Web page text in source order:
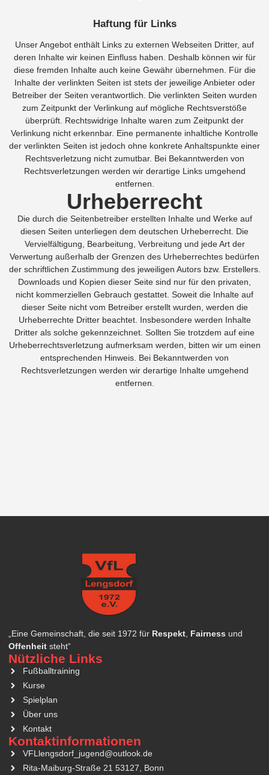
Haftung für Links
Unser Angebot enthält Links zu externen Webseiten Dritter, auf
deren Inhalte wir keinen Einfluss haben. Deshalb können wir für
diese fremden Inhalte auch keine Gewähr übernehmen. Für die
Inhalte der verlinkten Seiten ist stets der jeweilige Anbieter oder
Betreiber der Seiten verantwortlich. Die verlinkten Seiten wurden
zum Zeitpunkt der Verlinkung auf mögliche Rechtsverstöße
überprüft. Rechtswidrige Inhalte waren zum Zeitpunkt der
Verlinkung nicht erkennbar. Eine permanente inhaltliche Kontrolle
der verlinkten Seiten ist jedoch ohne konkrete Anhaltspunkte einer
Rechtsverletzung nicht zumutbar. Bei Bekanntwerden von
Rechtsverletzungen werden wir derartige Links umgehend
entfernen.
Urheberrecht
Die durch die Seitenbetreiber erstellten Inhalte und Werke auf
diesen Seiten unterliegen dem deutschen Urheberrecht. Die
Vervielfältigung, Bearbeitung, Verbreitung und jede Art der
Verwertung außerhalb der Grenzen des Urheberrechtes bedürfen
der schriftlichen Zustimmung des jeweiligen Autors bzw. Erstellers.
Downloads und Kopien dieser Seite sind nur für den privaten,
nicht kommerziellen Gebrauch gestattet. Soweit die Inhalte auf
dieser Seite nicht vom Betreiber erstellt wurden, werden die
Urheberrechte Dritter beachtet. Insbesondere werden Inhalte
Dritter als solche gekennzeichnet. Sollten Sie trotzdem auf eine
Urheberrechtsverletzung aufmerksam werden, bitten wir um einen
entsprechenden Hinweis. Bei Bekanntwerden von
Rechtsverletzungen werden wir derartige Inhalte umgehend
entfernen.
„Eine Gemeinschaft, die seit 1972 für Respekt Fairness und
Offenheit steht“
Nützliche Links
Fußballtraining
Kurse
Spielplan
Über uns
Kontakt
Kontaktinformationen
VFLlengsdorf_jugend@outlook.de
Rita-Maiburg-Straße 21 53127, Bonn